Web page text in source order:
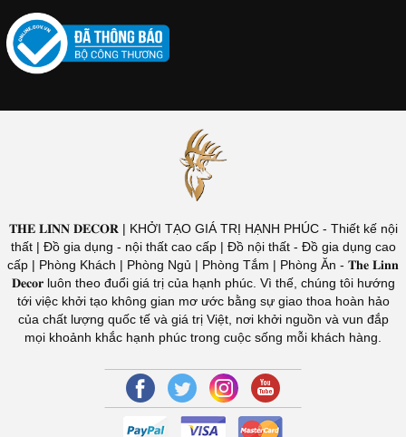
𝐓𝐇𝐄 𝐋𝐈𝐍𝐍 𝐃𝐄𝐂𝐎𝐑 | KHỞI TẠO GIÁ TRỊ HẠNH PHÚC - Thiết kế nội
thất | Đồ gia dụng - nội thất cao cấp | Đồ nội thất - Đồ gia dụng cao
cấp | Phòng Khách | Phòng Ngủ | Phòng Tắm | Phòng Ăn - 𝐓𝐡𝐞 𝐋𝐢𝐧𝐧
𝐃𝐞𝐜𝐨𝐫 luôn theo đuổi giá trị của hạnh phúc. Vì thế, chúng tôi hướng
tới việc khởi tạo không gian mơ ước bằng sự giao thoa hoàn hảo
của chất lượng quốc tế và giá trị Việt, nơi khởi nguồn và vun đắp
mọi khoảnh khắc hạnh phúc trong cuộc sống mỗi khách hàng.